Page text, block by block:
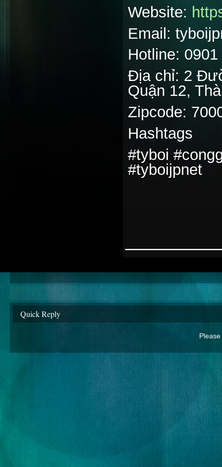
Website:
Email:
Hotline:
Địa chỉ: 2
Quận 12,
Zipcode:
Hashtags
#tyboi
#tyboijpnet
Quick Reply